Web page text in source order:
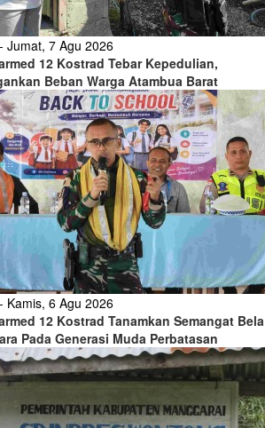
Jumat, 7 Agu 2026
12 Kostrad Tebar Kepedulian,
Beban Warga Atambua Barat
Kamis, 6 Agu 2026
12 Kostrad Tanamkan Semangat Bela
Pada Generasi Muda Perbatasan